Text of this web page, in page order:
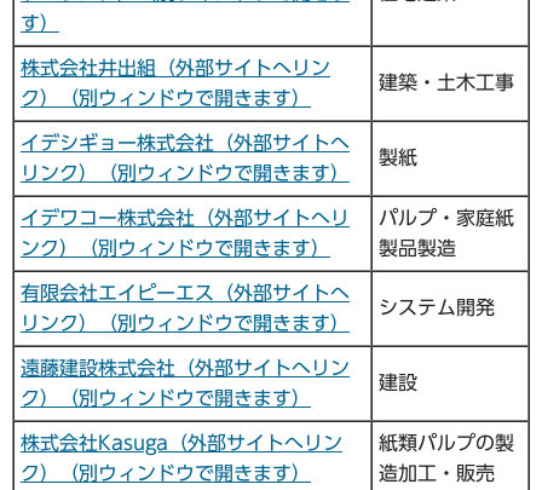
す）
株式会社井出組（外部サイトへリン
ク）（別ウィンドウで開きます）
建築・土木工事
イデシギョー株式会社（外部サイトへ
リンク）（別ウィンドウで開きます）
製紙
イデワコー株式会社（外部サイトへリ
ンク）（別ウィンドウで開きます）
パルプ・家庭紙
製品製造
有限会社エイピーエス（外部サイトへ
リンク）（別ウィンドウで開きます）
システム開発
遠藤建設株式会社（外部サイトへリン
ク）（別ウィンドウで開きます）
建設
株式会社Kasuga（外部サイトへリン
ク）（別ウィンドウで開きます）
紙類パルプの製
造加工・販売